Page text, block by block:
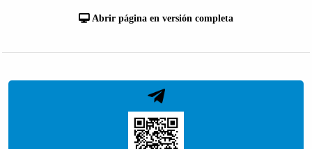
Abrir página en versión completa